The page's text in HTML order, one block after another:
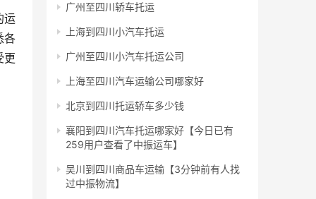
运
各
更
广州至四川轿车托运
上海到四川小汽车托运
广州至四川小汽车托运公司
上海至四川汽车运输公司哪家好
北京到四川托运轿车多少钱
襄阳到四川汽车托运哪家好【今日已有
259用户查看了中振运车】
吴川到四川商品车运输【3分钟前有人找
过中振物流】